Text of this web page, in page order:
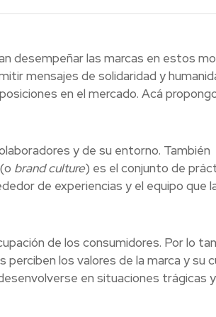
desempeñar las marcas en estos
mensajes de solidaridad y
en el mercado. Acá
y de su entorno. También
brand culture) es el conjunto de
de experiencias y el equipo que
de los consumidores. Por lo
los valores de la marca y su
en situaciones trágicas